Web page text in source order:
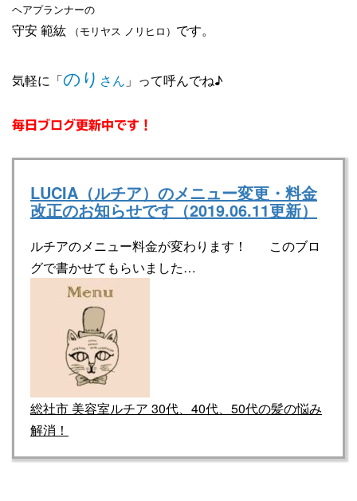
ヘアプランナーの
守安 範紘 （モリヤス ノリヒロ） です。
気軽に「のり さん 」って呼んでね♪
毎日ブログ更新中です！
LUCIA（ルチア）のメニュー変更・料金
改正のお知らせです（2019.06.11更新）
ルチアのメニュー料金が変わります！ このブロ
グで書かせてもらいました…
総社市 美容室ルチア 30代、40代、50代の髪の悩み
解消！